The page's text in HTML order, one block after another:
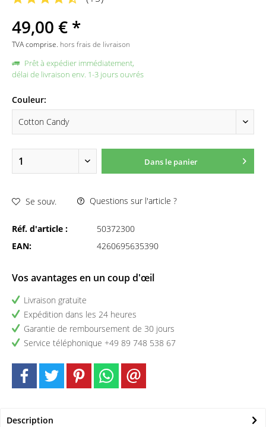
49,00 € *
TVA comprise. hors frais de livraison
Prêt à expédier immédiatement,
délai de livraison env. 1-3 jours ouvrés
Couleur:
Dans le panier
Se souv. Questions sur l'article ?
Réf. d'article :
50372300
EAN:
4260695635390
Vos avantages en un coup d'œil
Livraison gratuite
Expédition dans les 24 heures
Garantie de remboursement de 30 jours
Service téléphonique +49 89 748 538 67
Description